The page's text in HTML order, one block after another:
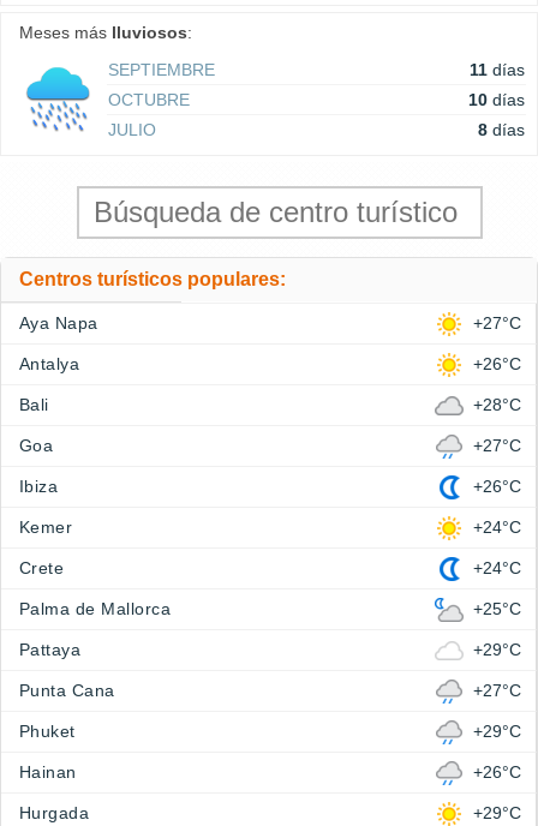
Meses más lluviosos:
SEPTIEMBRE
11 días
OCTUBRE
10 días
JULIO
8 días
Centros turísticos populares:
Aya Napa +27°C
Antalya +26°C
Bali +28°C
Goa +27°C
Ibiza +26°C
Kemer +24°C
Crete +24°C
Palma de Mallorca +25°C
Pattaya +29°C
Punta Cana +27°C
Phuket +29°C
Hainan +26°C
Hurgada +29°C